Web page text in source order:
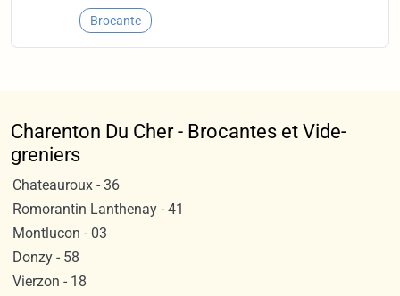
Brocante
Charenton Du Cher - Brocantes et Vide-
greniers
Chateauroux - 36
Romorantin Lanthenay - 41
Montlucon - 03
Donzy - 58
Vierzon - 18